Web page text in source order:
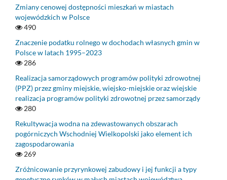
Zmiany cenowej dostępności mieszkań w miastach
wojewódzkich w Polsce
490
Znaczenie podatku rolnego w dochodach własnych gmin w
Polsce w latach 1995–2023
286
Realizacja samorządowych programów polityki zdrowotnej
(PPZ) przez gminy miejskie, wiejsko-miejskie oraz wiejskie
realizacja programów polityki zdrowotnej przez samorządy
280
Rekultywacja wodna na zdewastowanych obszarach
pogórniczych Wschodniej Wielkopolski jako element ich
zagospodarowania
269
Zróżnicowanie przyrynkowej zabudowy i jej funkcji a typy